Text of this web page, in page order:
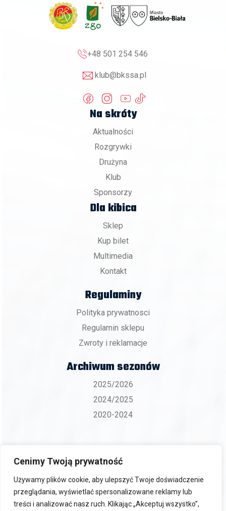
Cenimy Twoją prywatność
Używamy plików cookie, aby ulepszyć Twoje doświadczenie
przeglądania, wyświetlać spersonalizowane reklamy lub
treści i analizować nasz ruch. Klikając „Akceptuj wszystko”,
+48 501 254 546
klub@bkssa.pl
Na skróty
Aktualności
Rozgrywki
Drużyna
Klub
Sponsorzy
Dla kibica
Sklep
Kup bilet
Multimedia
Kontakt
Regulaminy
Polityka prywatnosci
Regulamin sklepu
Zwroty i reklamacje
Archiwum sezonów
2025/2026
2024/2025
2020-2024
Copyright 2026 © BKS ZGO Bielsko-Biała.